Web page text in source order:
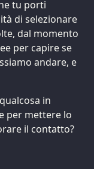
tu porti
di selezionare
dal momento
per capire se
andare, e
in
per mettere lo
il contatto?